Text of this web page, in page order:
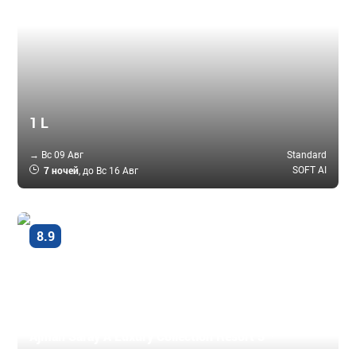
1 L
→ Вс 09 Авг Standard
7 ночей, до Вс 16 Авг SOFT AI
8.9